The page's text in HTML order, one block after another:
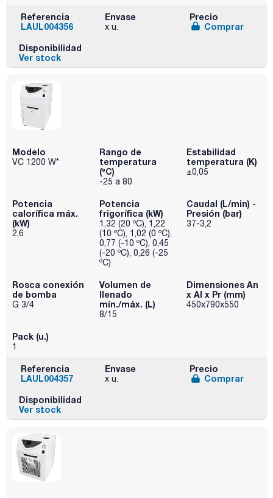
Referencia
LAUL004356
Envase
x u.
Precio
Comprar
Disponibilidad
Ver stock
Modelo
VC 1200 W*
Rango de
temperatura
(ºC)
-25 a 80
Estabilidad
temperatura (K)
±0,05
Potencia
calorífica máx.
(kW)
2,6
Potencia
frigorífica (kW)
1,32 (20 ºC), 1,22
(10 ºC), 1,02 (0 ºC),
0,77 (-10 ºC), 0,45
(-20 ºC), 0,26 (-25
ºC)
Caudal (L/min) -
Presión (bar)
37-3,2
Rosca conexión
de bomba
G 3/4
Volumen de
llenado
mín./máx. (L)
8/15
Dimensiones An
x Al x Pr (mm)
450x790x550
Pack (u.)
1
Referencia
LAUL004357
Envase
x u.
Precio
Comprar
Disponibilidad
Ver stock